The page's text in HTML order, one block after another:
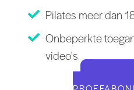
Pilates meer dan
Onbeperkte
video's